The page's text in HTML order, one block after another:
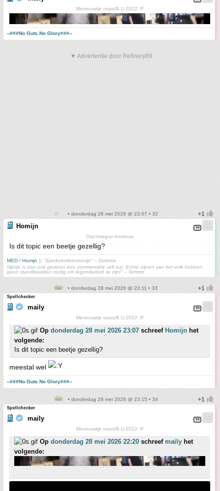
Mevrouwtje oeps/B.U.2022 :P
--###No Guts No Glory###--
▼ Advertentie door Refinery89
• donderdag 28 mei 2026 @ 23:07 • 32
Homijn
Oryctolagus hominus
Is dit topic een beetje gezellig?
MED / Homijn || "Sjankebekkenkonijn" – Dotteke
Nijntje is dan ook gewoon een commerciële sell out. Echte nijnen van het volk hebben
geen standbeelden nodig om legendarisch te zijn!" – Grrrrrrrr
• donderdag 28 mei 2026 @ 23:11 • 33
Spellchecker
maily
Mevrouwtje oeps/B.U.2022 :P
Op donderdag 28 mei 2026 23:07 schreef Homijn het
volgende:
Is dit topic een beetje gezellig?
meestal wel
--###No Guts No Glory###--
• donderdag 28 mei 2026 @ 23:15 • 34
Spellchecker
maily
Mevrouwtje oeps/B.U.2022 :P
Op donderdag 28 mei 2026 22:20 schreef maily het
volgende: